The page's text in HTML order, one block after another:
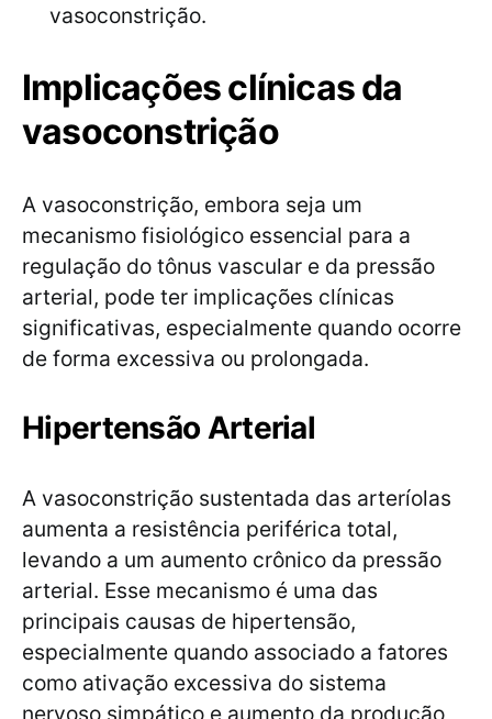
vasoconstrição.
Implicações clínicas da
vasoconstrição
A vasoconstrição, embora seja um
mecanismo fisiológico essencial para a
regulação do tônus vascular e da pressão
arterial, pode ter implicações clínicas
significativas, especialmente quando ocorre
de forma excessiva ou prolongada.
Hipertensão Arterial
A vasoconstrição sustentada das arteríolas
aumenta a resistência periférica total,
levando a um aumento crônico da pressão
arterial. Esse mecanismo é uma das
principais causas de hipertensão,
especialmente quando associado a fatores
como ativação excessiva do sistema